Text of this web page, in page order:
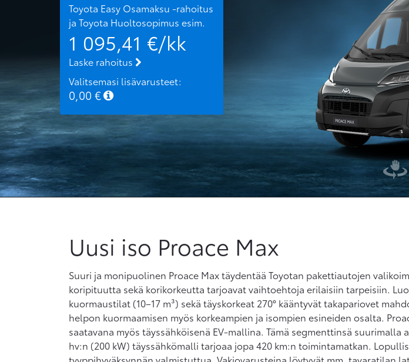
Toyota Easy Osamaksu -rahoitus
ja Toyota Huoltosopimus esim.
1 095,41 €/kk
Laske rahoitus
Valitsemasi lisävarusteet:
0,00 €
Uusi iso Proace Max
Suuri ja monipuolinen Proace Max täydentää Toyotan pakettiautojen
koripituutta sekä korikorkeutta tarjoavat vaihtoehtoja erilaisiin tarpeisiin.
kuormaustilat (10–17 m³) sekä täyskorkeat 270° kääntyvät takapariovet
helpon kuormaamisen myös korkeampien ja isompien esineiden osalta.
saatavana myös täyssähköisenä EV-mallina. Tämä segmenttinsä suurimalla
hv:n (200 kW) täyssähkömalli tarjoaa jopa 420 km:n toimintamatkan.